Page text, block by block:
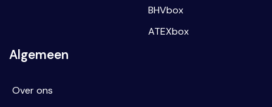
BHVbox
ATEXbox
Algemeen
Over ons